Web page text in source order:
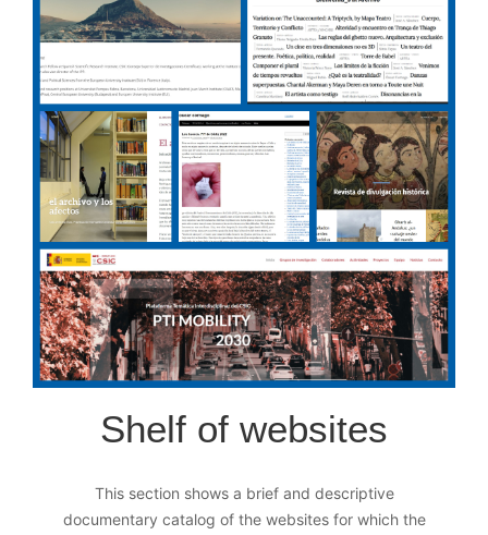
Shelf of websites
This section shows a brief and descriptive
documentary catalog of the websites for which the